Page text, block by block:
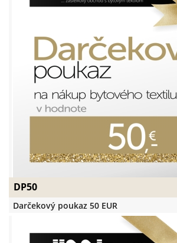
DP50
Darčekový poukaz 50 EUR